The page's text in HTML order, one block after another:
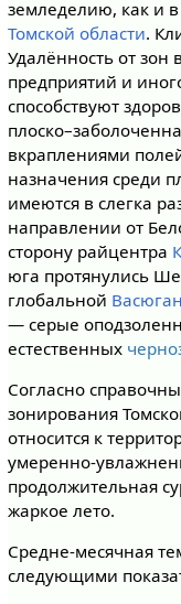
земледелию, как и
Томской области.
Удалённость от
предприятий и
способствуют
вкраплениями
назначения среди
имеются в слегка
направлении от
сторону райцентра
юга протянулись
глобальной
— серые
естественных
Согласно
зонирования
относится к
умеренно-
продолжительная
жаркое лето.
Средне-месячная
следующими